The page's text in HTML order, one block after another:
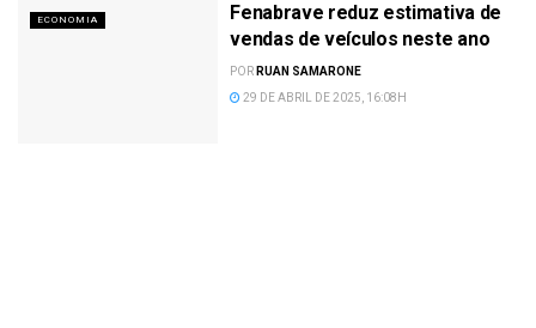
ECONOMIA
Fenabrave reduz estimativa de
vendas de veículos neste ano
POR RUAN SAMARONE
29 DE ABRIL DE 2025, 16:08H